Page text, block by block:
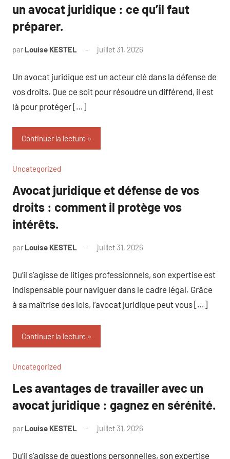
un avocat juridique : ce qu’il faut
préparer.
par Louise KESTEL juillet 31, 2026
Un avocat juridique est un acteur clé dans la défense de
vos droits. Que ce soit pour résoudre un différend, il est
là pour protéger […]
Continuer la lecture
Uncategorized
Avocat juridique et défense de vos
droits : comment il protège vos
intérêts.
par Louise KESTEL juillet 31, 2026
Qu’il s’agisse de litiges professionnels, son expertise est
indispensable pour naviguer dans le cadre légal. Grâce
à sa maîtrise des lois, l’avocat juridique peut vous […]
Continuer la lecture
Uncategorized
Les avantages de travailler avec un
avocat juridique : gagnez en sérénité.
par Louise KESTEL juillet 31, 2026
Qu’il s’agisse de questions personnelles, son expertise